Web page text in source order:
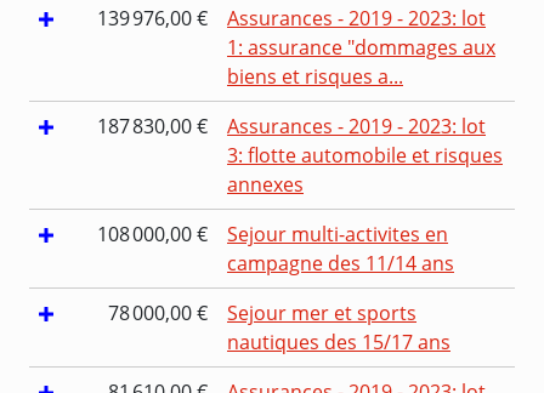
139 976,00 €
Assurances - 2019 - 2023: lot
1: assurance "dommages aux
biens et risques a...
187 830,00 €
Assurances - 2019 - 2023: lot
3: flotte automobile et risques
annexes
108 000,00 €
Sejour multi-activites en
campagne des 11/14 ans
78 000,00 €
Sejour mer et sports
nautiques des 15/17 ans